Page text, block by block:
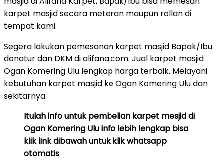
karpet masjid secara meteran maupun rollan di
tempat kami.
Segera lakukan pemesanan karpet masjid Bapak/Ibu
donatur dan DKM di alifana.com. Jual karpet masjid
Ogan Komering Ulu lengkap harga terbaik. Melayani
kebutuhan karpet masjid ke Ogan Komering Ulu dan
sekitarnya.
Itulah info untuk pembelian karpet mesjid di
Ogan Komering Ulu info lebih lengkap bisa
klik link dibawah untuk klik whatsapp
otomatis